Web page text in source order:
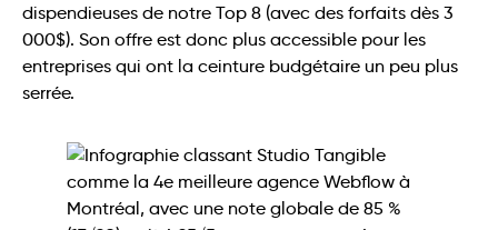
dispendieuses de notre Top 8 (avec des forfaits dès 3
000$). Son offre est donc plus accessible pour les
entreprises qui ont la ceinture budgétaire un peu plus
serrée.